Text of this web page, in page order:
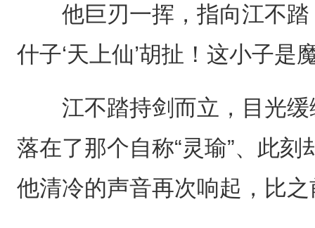
他巨刃一挥，指向江不踏
什子‘天上仙’胡扯！这小子是
江不踏持剑而立，目光缓
落在了那个自称“灵瑜”、此
他清冷的声音再次响起，比